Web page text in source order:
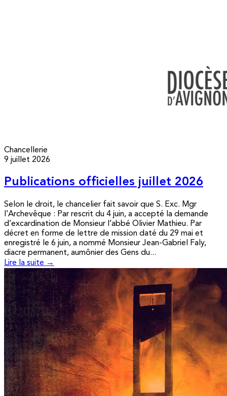
Chancellerie
9 juillet 2026
Publications officielles juillet 2026
Selon le droit, le chancelier fait savoir que S. Exc. Mgr
l’Archevêque : Par rescrit du 4 juin, a accepté la demande
d’excardination de Monsieur l’abbé Olivier Mathieu. Par
décret en forme de lettre de mission daté du 29 mai et
enregistré le 6 juin, a nommé Monsieur Jean-Gabriel Faly,
diacre permanent, aumônier des Gens du...
Lire la suite →